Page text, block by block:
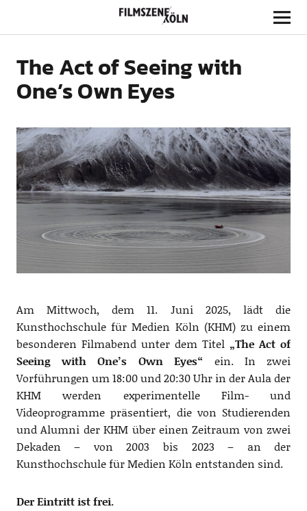
Filmszene Köln
The Act of Seeing with
One’s Own Eyes
Am Mittwoch, dem 11. Juni 2025, lädt die
Kunsthochschule für Medien Köln (KHM) zu einem
besonderen Filmabend unter dem Titel„The Act of
Seeing with One’s Own Eyes“ ein. In zwei
Vorführungen um 18:00 und 20:30 Uhr in der Aula der
KHM werden experimentelle Film- und
Videoprogramme präsentiert, die von Studierenden
und Alumni der KHM über einen Zeitraum von zwei
Dekaden – von 2003 bis 2023 – an der
Kunsthochschule für Medien Köln entstanden sind.
Der Eintritt ist frei.